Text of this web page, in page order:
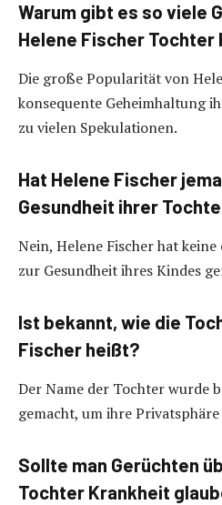
Warum gibt es so viele
Helene Fischer Tochter
Die große Popularität von
konsequente Geheimhaltung
zu vielen Spekulationen.
Hat Helene Fischer
Gesundheit ihrer
Nein, Helene Fischer hat
zur Gesundheit ihres Kindes
Ist bekannt, wie die
Fischer heißt?
Der Name der Tochter wurde
gemacht, um ihre
Sollte man Gerüchten
Tochter Krankheit